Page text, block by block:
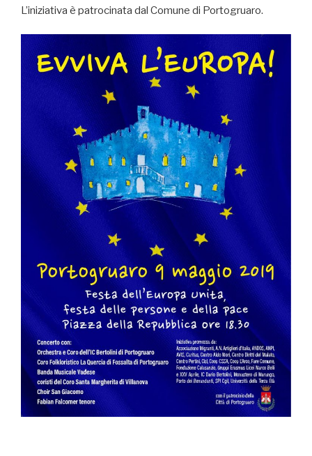
L’iniziativa è patrocinata dal Comune di Portogruaro.